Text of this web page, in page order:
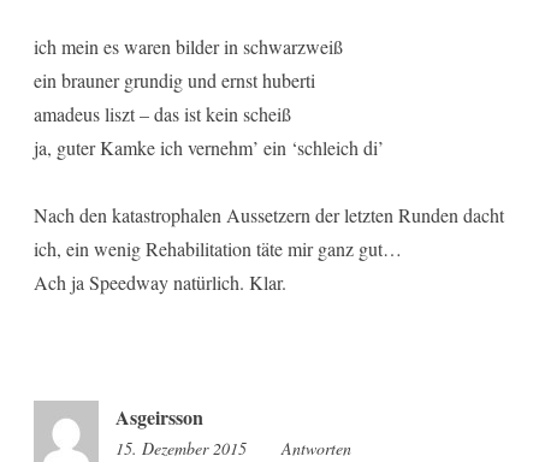
ich mein es waren bilder in schwarzweiß
ein brauner grundig und ernst huberti
amadeus liszt – das ist kein scheiß
ja, guter Kamke ich vernehm’ ein ‘schleich di’
Nach den katastrophalen Aussetzern der letzten Runden dacht
ich, ein wenig Rehabilitation täte mir ganz gut…
Ach ja Speedway natürlich. Klar.
Asgeirsson
15. Dezember 2015 14:43
Antworten